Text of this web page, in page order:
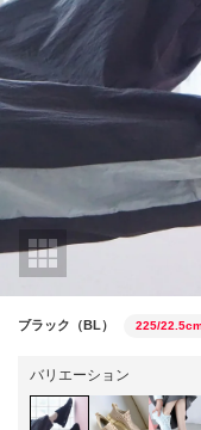
ブラック（BL） 225/
バリエーション